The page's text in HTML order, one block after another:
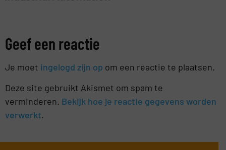
Geef een reactie
Je moet ingelogd zijn op om een reactie te plaatsen.
Deze site gebruikt Akismet om spam te
verminderen. Bekijk hoe je reactie gegevens worden
verwerkt.